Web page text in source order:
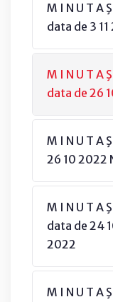
M I N U T A
data de 3
M I N U T A
data de 26
M I N U T A
26 10 2022
M I N U T A
data de 24
2022
M I N U T A